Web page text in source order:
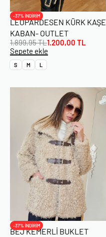
-37% İNDİRİM
LEOPARDESEN KÜRK KAŞE
KABAN- OUTLET
1.899,95TL1.200,00 TL
Sepete ekle
S M L
-37% İNDİRİM
BEJ KEMERLI BUKLET